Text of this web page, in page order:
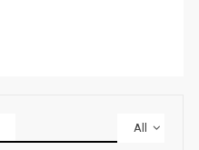
All